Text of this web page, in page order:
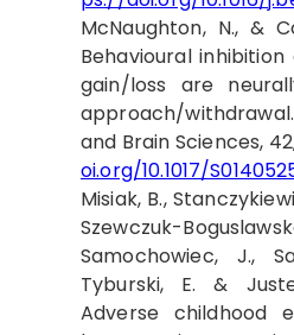
McNaughton, N., &
Behavioural
gain/loss are
approach/
and Brain Sciences,
oi.org/10.1017/
Misiak, B.,
Szewczuk-
Samochowiec, J.,
Tyburski, E. &
Adverse childhood